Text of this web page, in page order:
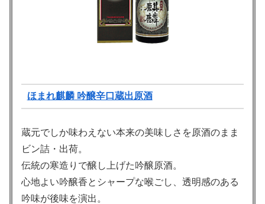
ほまれ麒麟 吟醸辛口蔵出原酒
蔵元でしか味わえない本来の美味しさを原酒のまま
ビン詰・出荷。
伝統の寒造りで醸し上げた吟醸原酒。
心地よい吟醸香とシャープな喉ごし、透明感のある
吟味が後味を演出。